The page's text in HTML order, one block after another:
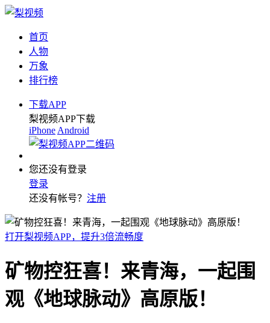
首页
人物
万象
排行榜
下载APP
梨视频APP下载
iPhone Android
您还没有登录
登录
还没有帐号？ 注册
打开梨视频APP，提升3倍流畅度
矿物控狂喜！来青海，一起围
观《地球脉动》高原版！